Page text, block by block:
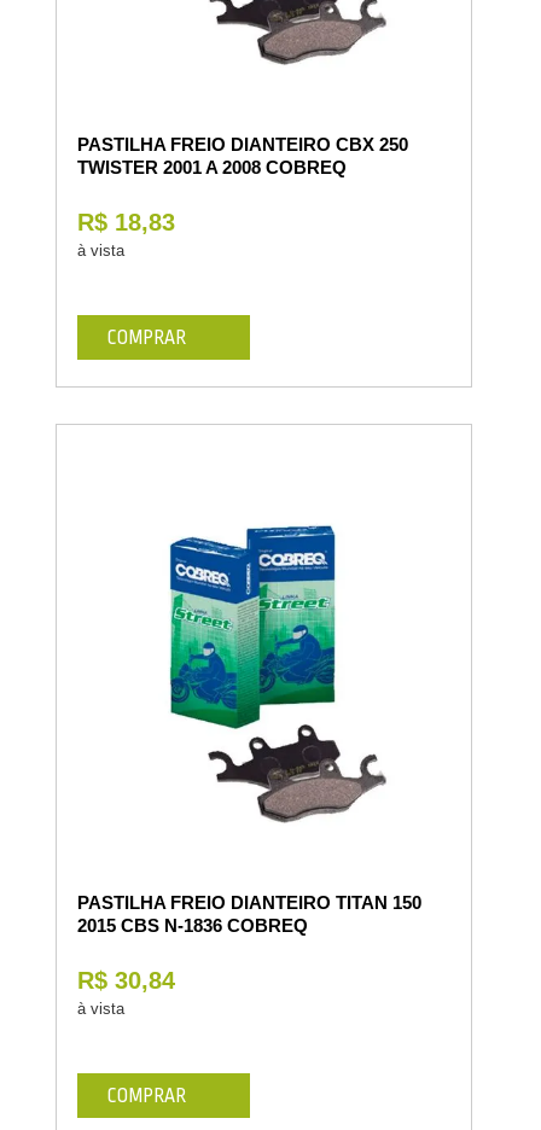
PASTILHA FREIO DIANTEIRO CBX 250
TWISTER 2001 A 2008 COBREQ
R$ 18,83
à vista
COMPRAR
PASTILHA FREIO DIANTEIRO TITAN 150
2015 CBS N-1836 COBREQ
R$ 30,84
à vista
COMPRAR